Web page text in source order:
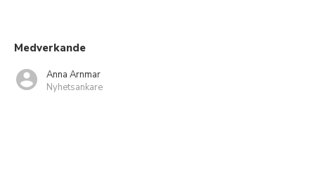
Medverkande
Anna Arnmar
Nyhetsankare